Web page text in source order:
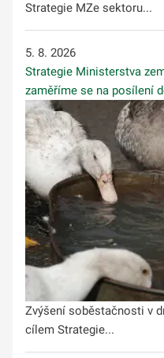
Strategie MZe sektoru...
5. 8. 2026
Strategie Ministerstva
zaměříme se na posílení
Zvýšení soběstačnosti v
cílem Strategie...